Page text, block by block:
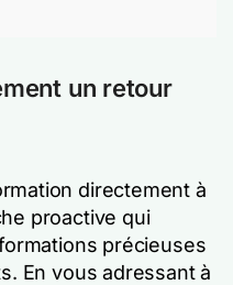
un retour
directement à
proactive qui
précieuses
En vous adressant à